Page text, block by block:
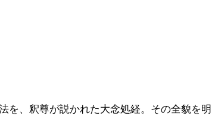
を、釈尊が説かれた大念処経。その全貌